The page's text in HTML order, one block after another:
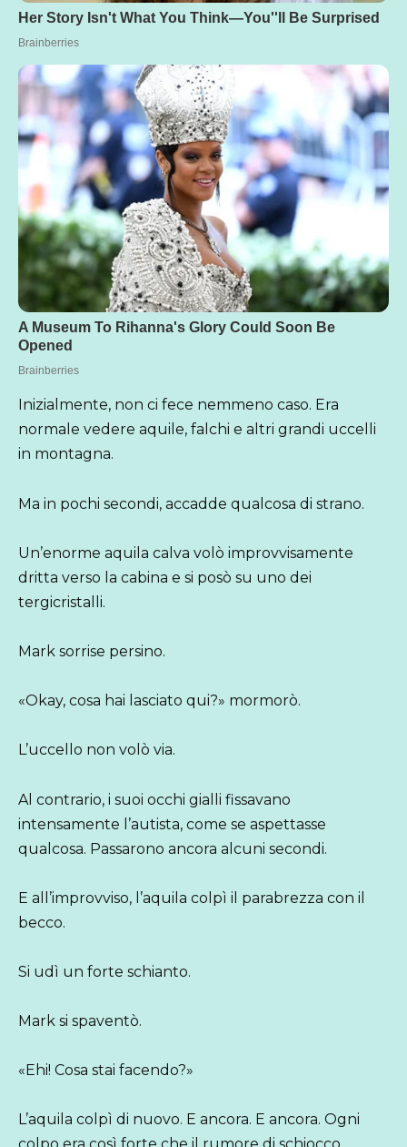
Inizialmente, non ci fece nemmeno caso. Era
normale vedere aquile, falchi e altri grandi uccelli
in montagna.
Ma in pochi secondi, accadde qualcosa di strano.
Un’enorme aquila calva volò improvvisamente
dritta verso la cabina e si posò su uno dei
tergicristalli.
Mark sorrise persino.
«Okay, cosa hai lasciato qui?» mormorò.
L’uccello non volò via.
Al contrario, i suoi occhi gialli fissavano
intensamente l’autista, come se aspettasse
qualcosa. Passarono ancora alcuni secondi.
E all’improvviso, l’aquila colpì il parabrezza con il
becco.
Si udì un forte schianto.
Mark si spaventò.
«Ehi! Cosa stai facendo?»
L’aquila colpì di nuovo. E ancora. E ancora. Ogni